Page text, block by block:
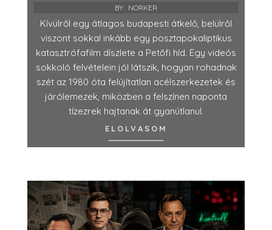
BY: NORKER
Kívülről egy átlagos budapesti átkelő, belülről
viszont sokkal inkább egy posztapokaliptikus
katasztrófafilm díszlete a Petőfi híd. Egy videós
sokkoló felvételein jól látszik, hogyan rohadnak
szét az 1980 óta felújítatlan acélszerkezetek és
járólemezek, miközben a felszínen naponta
tízezrek hajtanak át gyanútlanul.
ELOLVASOM